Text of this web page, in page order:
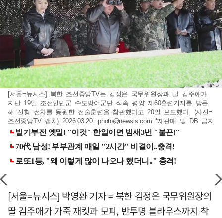
[서울=뉴시스] 북한 조선중앙TV는 김정은 국무위원장과 딸 김주애가
지난 19일 조선인민군 수도방어군단 직속 평양 제60훈련기지를 방문
해 신형 전차를 동원한 전술훈련을 참관했다고 20일 보도했다. (사진=
조선중앙TV 캡처) 2026.03.20.photo@newsis.com *재판매 및 DB 금지
[서울=뉴시스] 박영환 기자 = 북한 김정은 국무위원장의
딸 김주애가 가죽 재킷과 모피, 반투명 블라우스까지 착